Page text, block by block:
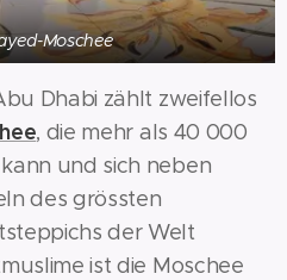
Moschee
Dhabi zählt zweifellos
, die mehr als 40 000
und sich neben
des grössten
der Welt
ist die Moschee